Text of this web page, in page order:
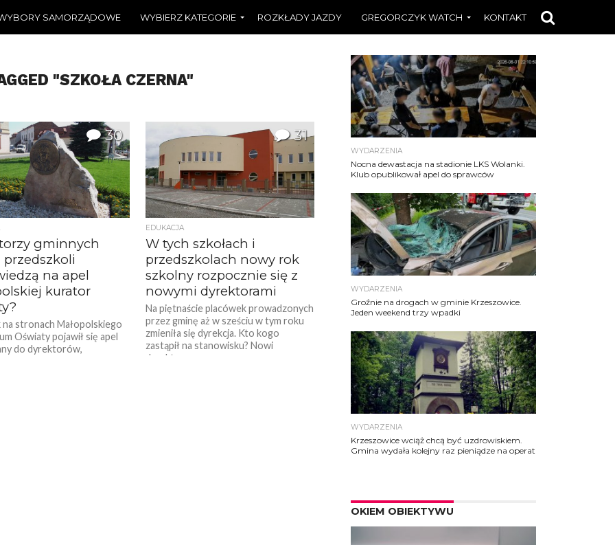
SAMORZĄDOWE WYBIERZ KATEGORIE ROZKŁADY JAZDY GREGORCZYK WATCH KONTAKT
"SZKOŁA CZERNA"
30
gminnych
przedszkoli
na apel
kurator
stronach Małopolskiego
Oświaty pojawił się apel
do dyrektorów,
31
EDUKACJA
W tych szkołach i
przedszkolach nowy rok
szkolny rozpocznie się z
nowymi dyrektorami
Na piętnaście placówek prowadzonych
przez gminę aż w sześciu w tym roku
zmieniła się dyrekcja. Kto kogo
zastąpił na stanowisku? Nowi
dyrektorzy...
WYDARZENIA
Nocna dewastacja na stadionie LKS Wolanki.
Klub opublikował apel do sprawców
WYDARZENIA
Groźnie na drogach w gminie Krzeszowice.
Jeden weekend trzy wpadki
WYDARZENIA
Krzeszowice wciąż chcą być uzdrowiskiem.
Gmina wydała kolejny raz pieniądze na operat
OKIEM OBIEKTYWU